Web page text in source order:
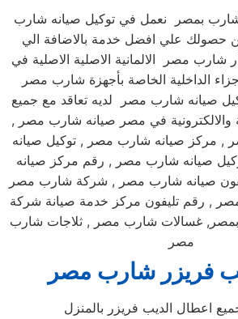
شارب بمصر نعمل في توكيل صيانه شارب
حصولك علي افضل خدمة بالاضافة الي
مصر الالمانية الاصلية الاصلية في
الداخلية الخاصة بأجهزة شارب مصر
صيانه شارب مصر لديه تعاقد مع جميع
والالكترونية في مصر صيانه شارب مصر ,
, مركز صيانه شارب مصر , توكيل صيانه
صيانه شارب مصر , رقم مركز صيانه
صيانه شارب مصر , شركة شارب مصر
, رقم تليفون مركز خدمة صيانة شركة
غسالات شارب مصر , ثلاجات شارب
مصر
فريزر شارب مصر